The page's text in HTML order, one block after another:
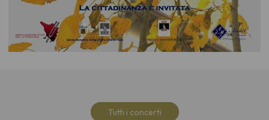
Tutti i concerti